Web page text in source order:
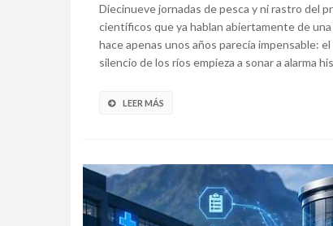
Diecinueve jornadas de pesca y ni rastro del
científicos que ya hablan abiertamente de
hace apenas unos años parecía impensable:
silencio de los ríos empieza a sonar a alarma
LEER MÁS